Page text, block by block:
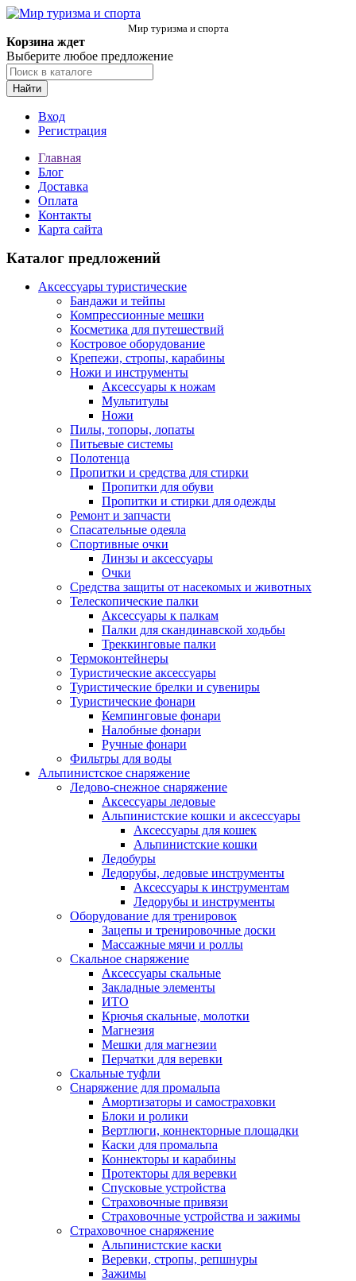
Мир туризма и спорта
Корзина ждет
Выберите любое предложение
Найти
Вход
Регистрация
Главная
Блог
Доставка
Оплата
Контакты
Карта сайта
Каталог предложений
Аксессуары туристические
Бандажи и тейпы
Компрессионные мешки
Косметика для путешествий
Костровое оборудование
Крепежи, стропы, карабины
Ножи и инструменты
Аксессуары к ножам
Мультитулы
Ножи
Пилы, топоры, лопаты
Питьевые системы
Полотенца
Пропитки и средства для стирки
Пропитки для обуви
Пропитки и стирки для одежды
Ремонт и запчасти
Спасательные одеяла
Спортивные очки
Линзы и аксессуары
Очки
Средства защиты от насекомых и животных
Телескопические палки
Аксессуары к палкам
Палки для скандинавской ходьбы
Треккинговые палки
Термоконтейнеры
Туристические аксессуары
Туристические брелки и сувениры
Туристические фонари
Кемпинговые фонари
Налобные фонари
Ручные фонари
Фильтры для воды
Альпинистское снаряжение
Ледово-снежное снаряжение
Аксессуары ледовые
Альпинистские кошки и аксессуары
Аксессуары для кошек
Альпинистские кошки
Ледобуры
Ледорубы, ледовые инструменты
Аксессуары к инструментам
Ледорубы и инструменты
Оборудование для тренировок
Зацепы и тренировочные доски
Массажные мячи и роллы
Скальное снаряжение
Аксессуары скальные
Закладные элементы
ИТО
Крючья скальные, молотки
Магнезия
Мешки для магнезии
Перчатки для веревки
Скальные туфли
Снаряжение для промальпа
Амортизаторы и самостраховки
Блоки и ролики
Вертлюги, коннекторные площадки
Каски для промальпа
Коннекторы и карабины
Протекторы для веревки
Спусковые устройства
Страховочные привязи
Страховочные устройства и зажимы
Страховочное снаряжение
Альпинистские каски
Веревки, стропы, репшнуры
Зажимы